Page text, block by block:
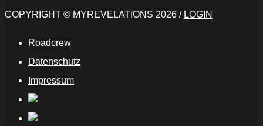
COPYRIGHT © MYREVELATIONS 2026 / LOGIN
Roadcrew
Datenschutz
Impressum